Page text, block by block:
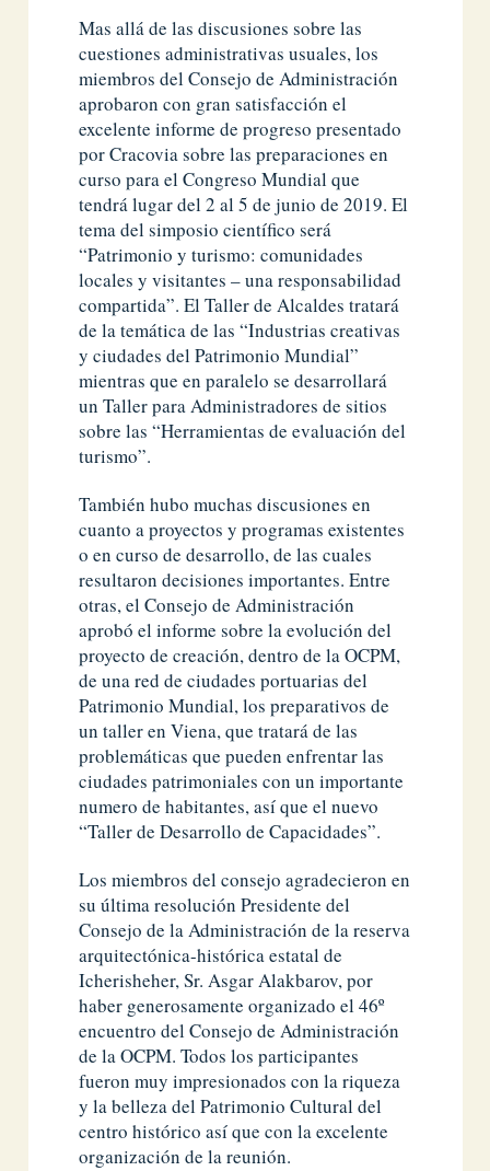
Mas allá de las discusiones sobre las
cuestiones administrativas usuales, los
miembros del Consejo de Administración
aprobaron con gran satisfacción el
excelente informe de progreso presentado
por Cracovia sobre las preparaciones en
curso para el Congreso Mundial que
tendrá lugar del 2 al 5 de junio de 2019. El
tema del simposio científico será
“Patrimonio y turismo: comunidades
locales y visitantes – una responsabilidad
compartida”. El Taller de Alcaldes tratará
de la temática de las “Industrias creativas
y ciudades del Patrimonio Mundial”
mientras que en paralelo se desarrollará
un Taller para Administradores de sitios
sobre las “Herramientas de evaluación del
turismo”.
También hubo muchas discusiones en
cuanto a proyectos y programas existentes
o en curso de desarrollo, de las cuales
resultaron decisiones importantes. Entre
otras, el Consejo de Administración
aprobó el informe sobre la evolución del
proyecto de creación, dentro de la OCPM,
de una red de ciudades portuarias del
Patrimonio Mundial, los preparativos de
un taller en Viena, que tratará de las
problemáticas que pueden enfrentar las
ciudades patrimoniales con un importante
numero de habitantes, así que el nuevo
“Taller de Desarrollo de Capacidades”.
Los miembros del consejo agradecieron en
su última resolución Presidente del
Consejo de la Administración de la reserva
arquitectónica-histórica estatal de
Icherisheher, Sr. Asgar Alakbarov, por
haber generosamente organizado el 46º
encuentro del Consejo de Administración
de la OCPM. Todos los participantes
fueron muy impresionados con la riqueza
y la belleza del Patrimonio Cultural del
centro histórico así que con la excelente
organización de la reunión.